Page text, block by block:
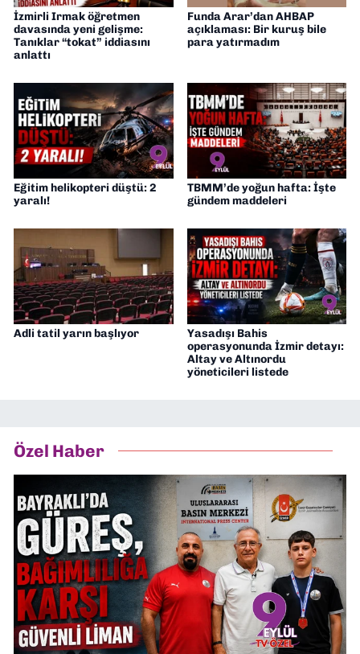
İzmirli Irmak öğretmen
davasında yeni gelişme:
Tanıklar “tokat” iddiasını
anlattı
Funda Arar’dan AHBAP
açıklaması: Bir kuruş bile
para yatırmadım
Eğitim helikopteri düştü: 2
yaralı!
TBMM’de yoğun hafta: İşte
gündem maddeleri
Adli tatil yarın başlıyor
Yasadışı Bahis
operasyonunda İzmir detayı:
Altay ve Altınordu
yöneticileri listede
Özel Haber